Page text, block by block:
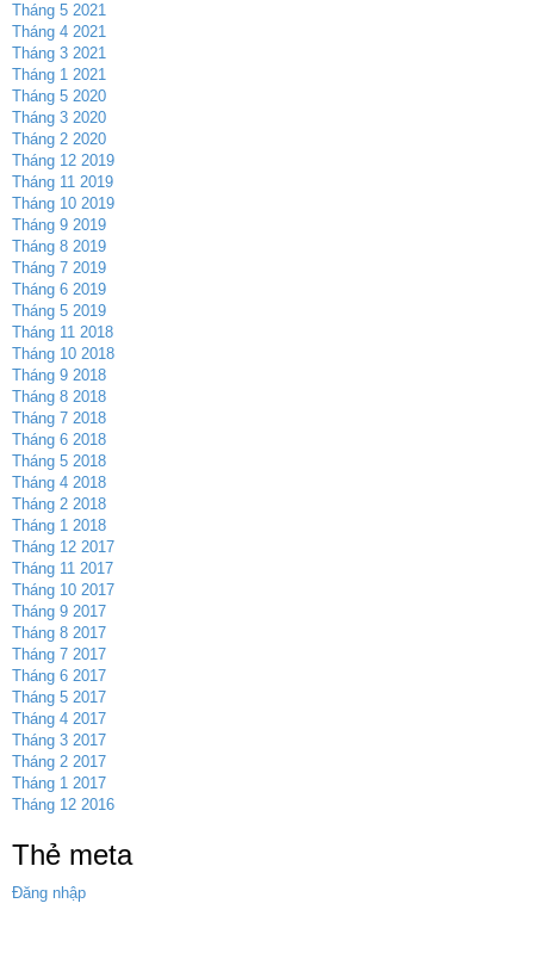
Tháng 5 2021
Tháng 4 2021
Tháng 3 2021
Tháng 1 2021
Tháng 5 2020
Tháng 3 2020
Tháng 2 2020
Tháng 12 2019
Tháng 11 2019
Tháng 10 2019
Tháng 9 2019
Tháng 8 2019
Tháng 7 2019
Tháng 6 2019
Tháng 5 2019
Tháng 11 2018
Tháng 10 2018
Tháng 9 2018
Tháng 8 2018
Tháng 7 2018
Tháng 6 2018
Tháng 5 2018
Tháng 4 2018
Tháng 2 2018
Tháng 1 2018
Tháng 12 2017
Tháng 11 2017
Tháng 10 2017
Tháng 9 2017
Tháng 8 2017
Tháng 7 2017
Tháng 6 2017
Tháng 5 2017
Tháng 4 2017
Tháng 3 2017
Tháng 2 2017
Tháng 1 2017
Tháng 12 2016
Thẻ meta
Đăng nhập